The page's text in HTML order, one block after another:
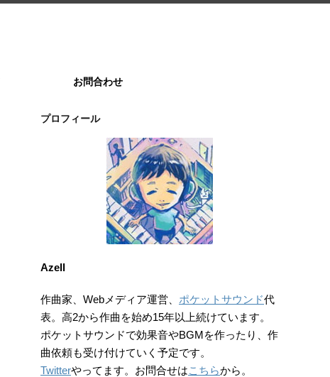
お問合わせ
プロフィール
Azell
作曲家、Webメディア運営、 ポケットサウンド代
表。高2から作曲を始め15年以上続けています。
ポケットサウンドで効果音やBGMを作ったり、作
曲依頼も受け付けていく予定です。
Twitterやってます。お問合せはこちらから。